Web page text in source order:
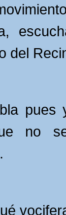
del
pues
no